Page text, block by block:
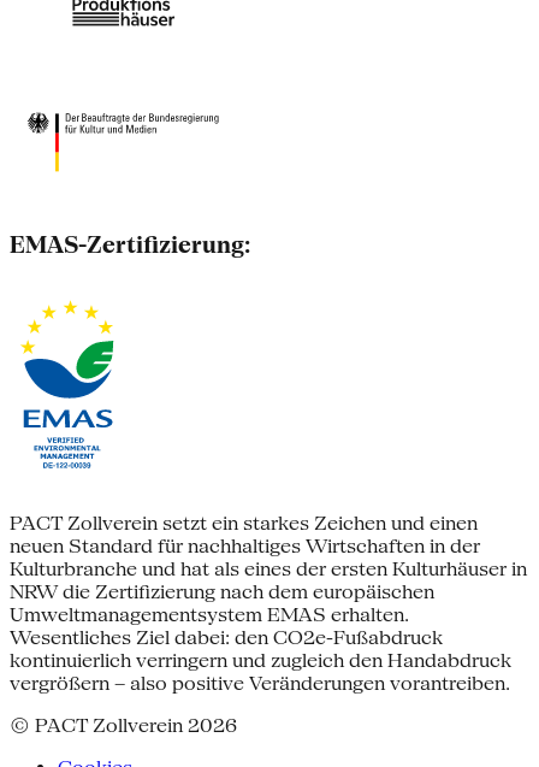
EMAS-Zertifizierung:
PACT Zollverein setzt ein starkes Zeichen und einen
neuen Standard für nachhaltiges Wirtschaften in der
Kulturbranche und hat als eines der ersten Kulturhäuser in
NRW die Zertifizierung nach dem europäischen
Umweltmanagementsystem EMAS erhalten.
Wesentliches Ziel dabei: den CO2e-Fußabdruck
kontinuierlich verringern und zugleich den Handabdruck
vergrößern – also positive Veränderungen vorantreiben.
© PACT Zollverein 2026